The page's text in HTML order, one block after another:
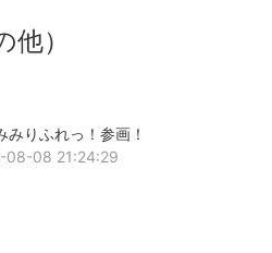
）
みりふれっ！参画！
08-08 21:24:29